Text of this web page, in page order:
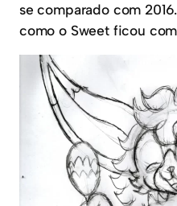
se comparado com
como o Sweet ficou